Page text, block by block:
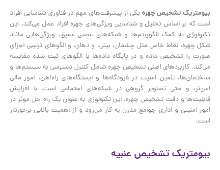
بیومتریک تشخیص چهرهیکی از پیشرفت‌های مهم در فناوری شناسایی افراد
است که بر اساس تحلیل و شناسایی ویژگی‌های چهره افراد عمل می‌کند. این
تکنولوژی به کمک الگوریتم‌ها و شبکه‌های عصبی عمیق، ویژگی‌هایی مانند
شکل چهره، نقاط خاص مثل چشمان، بینی، و دهان، و الگوهای ترتیبی اجزای
صورت را تشخیص داده و در پایگاه داده‌ها با الگوهای ثبت شده مقایسه
می‌کند. کاربردهای اصلی تشخیص چهره شامل کنترل دسترسی به سیستم‌ها و
ساختمان‌ها، تأمین امنیت در فرودگاه‌ها و ایستگاه‌های راه‌آهن، امور مالی
امن‌تر، و حتی تصاویر گروهی در شبکه‌های اجتماعی است. با افزایش
قابلیت‌ها و دقت تشخیص چهره، این تکنولوژی به عنوان یک راه حل موثر در
امور امنیتی و اداری جوامع مدرن به کار می‌رود و از اهمیت بالایی برخوردار
است.
بیومتریک تشخیص عنبیه